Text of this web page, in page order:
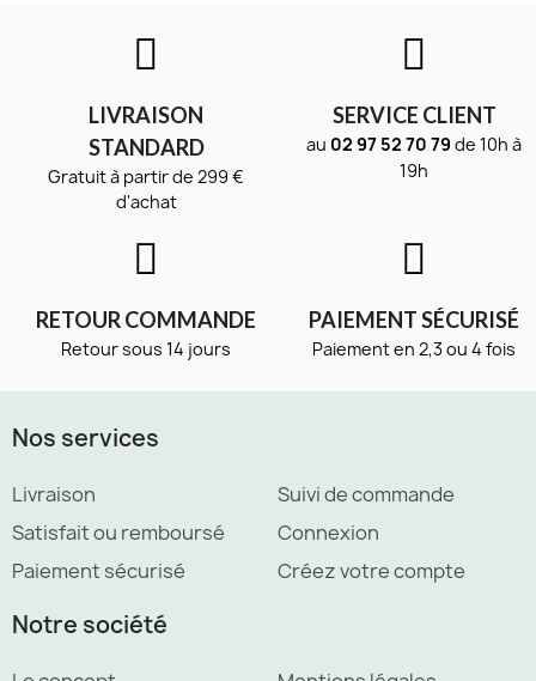
LIVRAISON
STANDARD
Gratuit à partir de 299 €
d'achat
SERVICE CLIENT
au 02 97 52 70 79 de 10h à
19h
RETOUR COMMANDE
Retour sous 14 jours
PAIEMENT SÉCURISÉ
Paiement en 2,3 ou 4 fois
Nos services
Livraison
Satisfait ou remboursé
Paiement sécurisé
Suivi de commande
Connexion
Créez votre compte
Notre société